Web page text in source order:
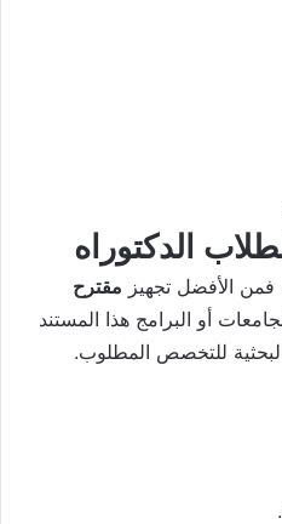
فمن الأفضل تجهيز مقترح
أو البرامج هذا المستند
للتخصص المطلوب.